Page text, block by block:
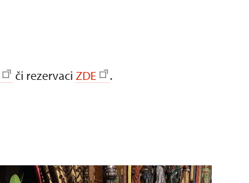
či rezervaci ZDE .